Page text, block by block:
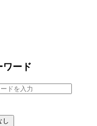
ワード
し